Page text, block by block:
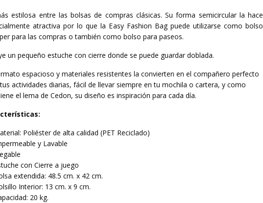
estilosa entre las bolsas de compras clásicas. Su forma semicircular la hace
atractiva por lo que la Easy Fashion Bag puede utilizarse como bolso
para las compras o también como bolso para paseos.
un pequeño estuche con cierre donde se puede guardar doblada.
espacioso y materiales resistentes la convierten en el compañero perfecto
actividades diarias, fácil de llevar siempre en tu mochila o cartera, y como
el lema de Cedon, su diseño es inspiración para cada día.
Poliéster de alta calidad (PET Reciclado)
y Lavable
con Cierre a juego
extendida: 48.5 cm. x 42 cm.
Interior: 13 cm. x 9 cm.
20 kg.